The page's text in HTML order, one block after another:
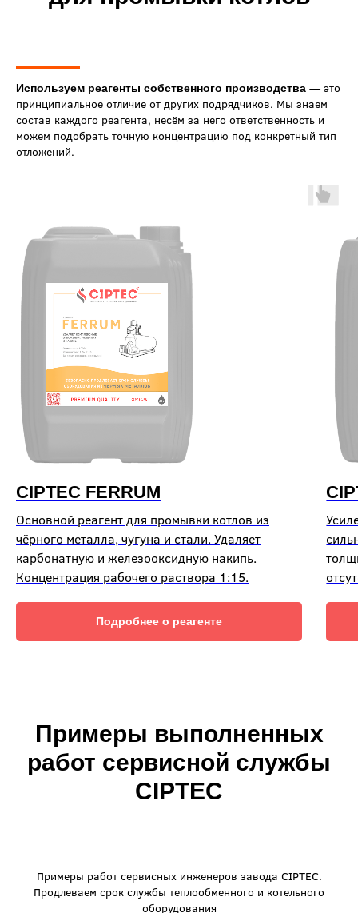
Используем реагенты собственного производства — это
принципиальное отличие от других подрядчиков. Мы знаем
состав каждого реагента, несём за него ответственность и
можем подобрать точную концентрацию под конкретный тип
отложений.
CIPTEC FERRUM
Основной реагент для промывки котлов из
чёрного металла, чугуна и стали. Удаляет
карбонатную и железооксидную накипь.
Концентрация рабочего раствора 1:15.
Подробнее о реагенте
Примеры выполненных
работ сервисной службы
CIPTEC
Примеры работ сервисных инженеров завода CIPTEC.
Продлеваем срок службы теплообменного и котельного
оборудования